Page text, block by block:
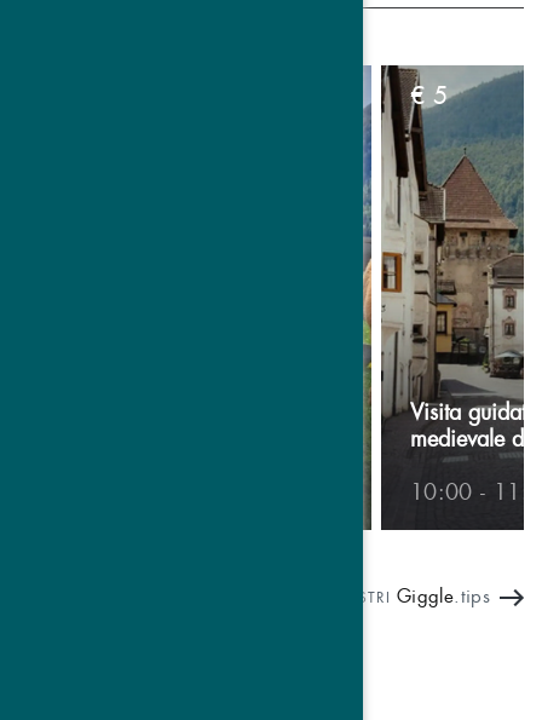
€ 5
Visita
medievale di
10:00 -
I NOSTRI Giggle.tips